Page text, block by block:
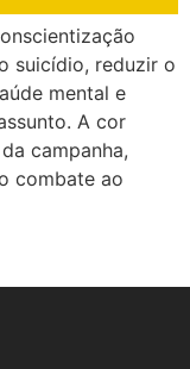
suicídio, reduzir o
mental e
A cor
campanha,
combate ao